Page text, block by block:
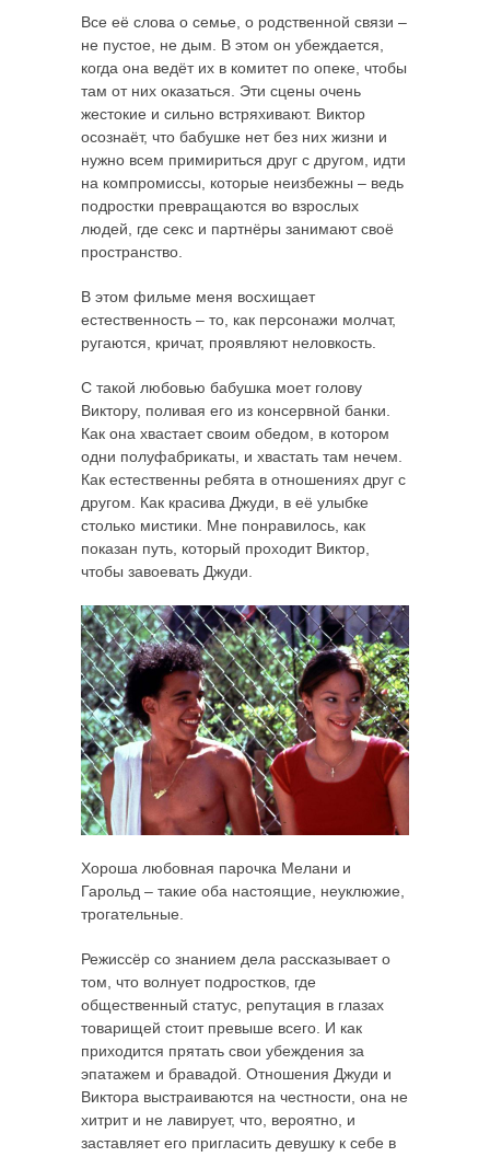
Все её слова о семье, о родственной связи –
не пустое, не дым. В этом он убеждается,
когда она ведёт их в комитет по опеке, чтобы
там от них оказаться. Эти сцены очень
жестокие и сильно встряхивают. Виктор
осознаёт, что бабушке нет без них жизни и
нужно всем примириться друг с другом, идти
на компромиссы, которые неизбежны – ведь
подростки превращаются во взрослых
людей, где секс и партнёры занимают своё
пространство.
В этом фильме меня восхищает
естественность – то, как персонажи молчат,
ругаются, кричат, проявляют неловкость.
С такой любовью бабушка моет голову
Виктору, поливая его из консервной банки.
Как она хвастает своим обедом, в котором
одни полуфабрикаты, и хвастать там нечем.
Как естественны ребята в отношениях друг с
другом. Как красива Джуди, в её улыбке
столько мистики. Мне понравилось, как
показан путь, который проходит Виктор,
чтобы завоевать Джуди.
Хороша любовная парочка Мелани и
Гарольд – такие оба настоящие, неуклюжие,
трогательные.
Режиссёр со знанием дела рассказывает о
том, что волнует подростков, где
общественный статус, репутация в глазах
товарищей стоит превыше всего. И как
приходится прятать свои убеждения за
эпатажем и бравадой. Отношения Джуди и
Виктора выстраиваются на честности, она не
хитрит и не лавирует, что, вероятно, и
заставляет его пригласить девушку к себе в